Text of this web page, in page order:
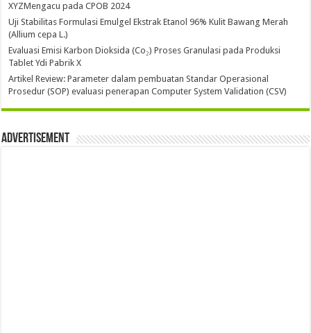
XYZMengacu pada CPOB 2024
Uji Stabilitas Formulasi Emulgel Ekstrak Etanol 96% Kulit Bawang Merah
(Allium cepa L.)
Evaluasi Emisi Karbon Dioksida (Co₂) Proses Granulasi pada Produksi
Tablet Ydi Pabrik X
Artikel Review: Parameter dalam pembuatan Standar Operasional
Prosedur (SOP) evaluasi penerapan Computer System Validation (CSV)
Advertisement